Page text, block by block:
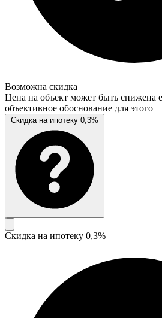
Возможна скидка
Цена на объект может быть снижена
объективное обоснование для этого
Скидка на ипотеку 0,3%
Скидка на ипотеку 0,3%